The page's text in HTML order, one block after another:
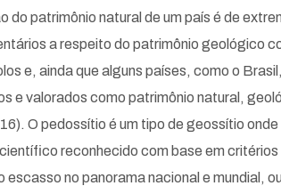
patrimônio natural de um país é de
a respeito do patrimônio geológico
e, ainda que alguns países, como o
e valorados como patrimônio natural,
O pedossítio é um tipo de geossítio
reconhecido com base em
no panorama nacional e mundial,